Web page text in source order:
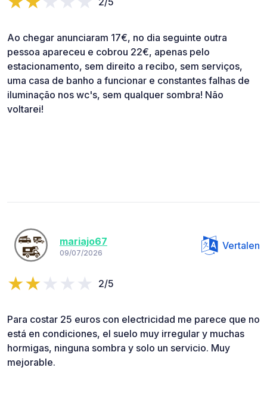
Ao chegar anunciaram 17€, no dia seguinte outra
pessoa apareceu e cobrou 22€, apenas pelo
estacionamento, sem direito a recibo, sem serviços,
uma casa de banho a funcionar e constantes falhas de
iluminação nos wc's, sem qualquer sombra! Não
voltarei!
mariajo67
09/07/2026
Vertalen
2/5
Para costar 25 euros con electricidad me parece que no
está en condiciones, el suelo muy irregular y muchas
hormigas, ninguna sombra y solo un servicio. Muy
mejorable.